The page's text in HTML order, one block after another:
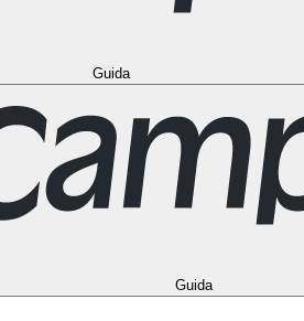
Guida
Guida
Toronto VancouverTutte le destinazioni
in Germania Berlino Amburgo
in NorvegiaBergen Oslo Tutte le
in Australia Brisbane Cairns